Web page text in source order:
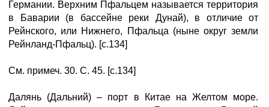
Германии. Верхним Пфальцем называется территория
в Баварии (в бассейне реки Дунай), в отличие от
Рейнского, или Нижнего, Пфальца (ныне округ земли
Рейнланд-Пфальц). [с.134]
См. примеч. 30. С. 45. [с.134]
Далянь (Дальний) – порт в Китае на Желтом море.